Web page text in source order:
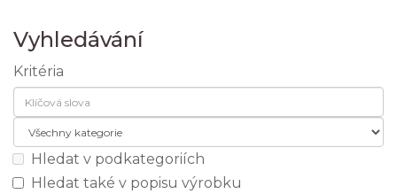
Vyhledávání
Kritéria
Hledat v podkategoriích
Hledat také v popisu výrobku